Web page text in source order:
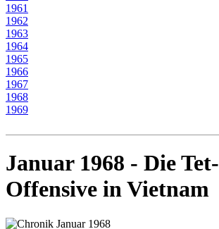
1961
1962
1963
1964
1965
1966
1967
1968
1969
Januar 1968 - Die Tet-
Offensive in Vietnam